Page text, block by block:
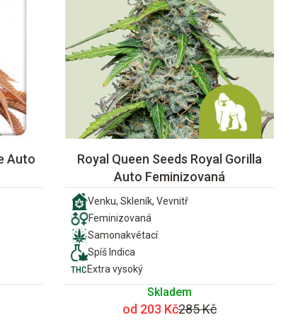
Auto
Royal Queen Seeds Royal Gorilla
Auto Feminizovaná
Venku, Skleník, Vevnitř
Feminizovaná
Samonakvétací
Spíš Indica
Extra vysoký
Skladem
od 203 Kč285 Kč